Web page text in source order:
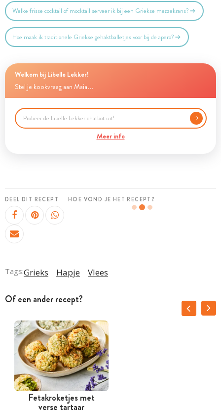
Welke frisse cocktail of mocktail serveer ik bij een Griekse mezzekrans?
Hoe maak ik traditionele Griekse gehaktballetjes voor bij de apero?
Welkom bij Libelle Lekker!
Stel je kookvraag aan Maia...
Meer info
DEEL DIT RECEPT HOE VOND JE HET RECEPT?
Tags:Grieks Hapje Vlees
Of een ander recept?
Fetakroketjes met
verse tartaar